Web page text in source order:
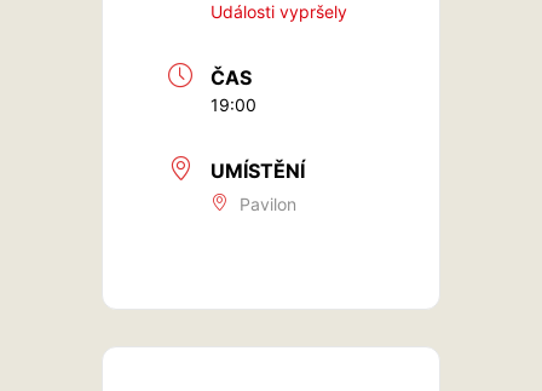
Události vypršely
ČAS
19:00
UMÍSTĚNÍ
Pavilon